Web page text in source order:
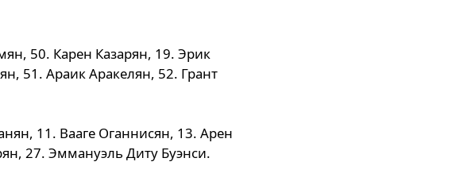
50. Карен Казарян, 19. Эрик
51. Араик Аракелян, 52. Грант
11. Вааге Оганнисян, 13. Арен
27. Эммануэль Диту Буэнси.